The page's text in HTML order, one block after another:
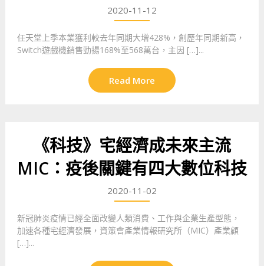
2020-11-12
任天堂上季本業獲利較去年同期大增428%，創歷年同期新高，
Switch遊戲機銷售勁揚168%至568萬台，主因 […]...
Read More
《科技》宅經濟成未來主流
MIC：疫後關鍵有四大數位科技
2020-11-02
新冠肺炎疫情已經全面改變人類消費、工作與企業生產型態，
加速各種宅經濟發展，資策會產業情報研究所（MIC）產業顧
[…]...